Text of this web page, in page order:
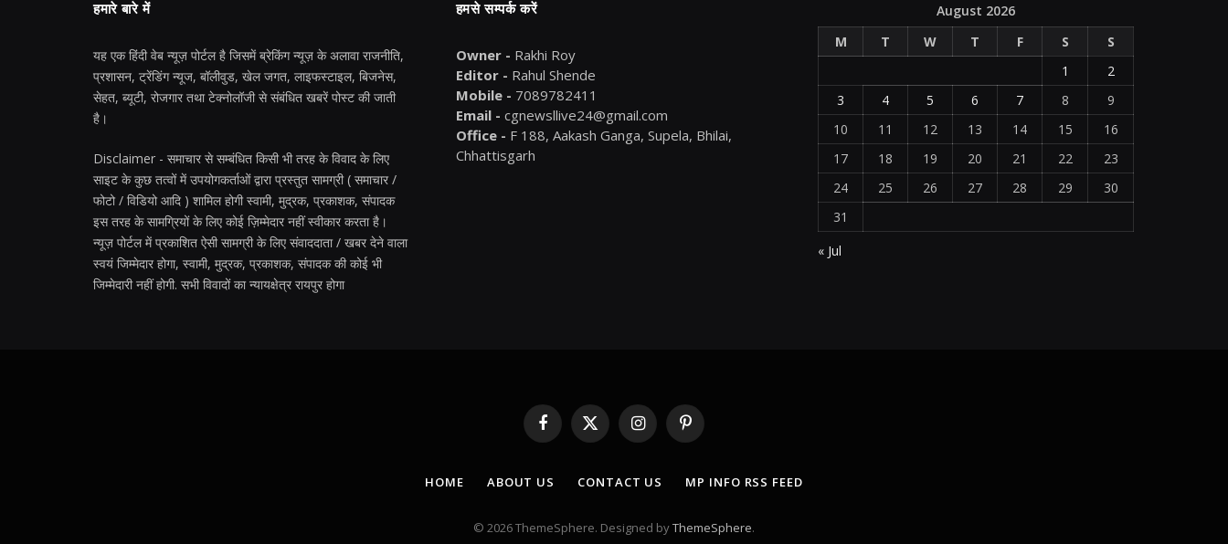
हमारे बारे में
यह एक हिंदी वेब न्यूज़ पोर्टल है जिसमें ब्रेकिंग न्यूज़ के अलावा राजनीति,
प्रशासन, ट्रेंडिंग न्यूज, बॉलीवुड, खेल जगत, लाइफस्टाइल, बिजनेस,
सेहत, ब्यूटी, रोजगार तथा टेक्नोलॉजी से संबंधित खबरें पोस्ट की जाती
है।
Disclaimer - समाचार से सम्बंधित किसी भी तरह के विवाद के लिए
साइट के कुछ तत्वों में उपयोगकर्ताओं द्वारा प्रस्तुत सामग्री ( समाचार /
फोटो / विडियो आदि ) शामिल होगी स्वामी, मुद्रक, प्रकाशक, संपादक
इस तरह के सामग्रियों के लिए कोई ज़िम्मेदार नहीं स्वीकार करता है।
न्यूज़ पोर्टल में प्रकाशित ऐसी सामग्री के लिए संवाददाता / खबर देने वाला
स्वयं जिम्मेदार होगा, स्वामी, मुद्रक, प्रकाशक, संपादक की कोई भी
जिम्मेदारी नहीं होगी. सभी विवादों का न्यायक्षेत्र रायपुर होगा
हमसे सम्पर्क करें
Owner - Rakhi Roy
Editor - Rahul Shende
Mobile - 7089782411
Email - cgnewsllive24@gmail.com
Office - F 188, Aakash Ganga, Supela, Bhilai,
Chhattisgarh
August 2026
M
T W T F S
S
1
2
3
4 5 6 7 8
9
10
11 12 13 14 15
16
17
18 19 20 21 22
23
24
25 26 27 28 29
30
31
« Jul
Facebook
X
(Twitter)
InstagramPinterest
HOME ABOUT US CONTACT US MP INFO RSS FEED
© 2026 ThemeSphere. Designed byThemeSphere.